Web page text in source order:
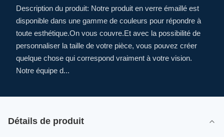
Description du produit: Notre produit en verre émaillé est
disponible dans une gamme de couleurs pour répondre à
toute esthétique.On vous couvre.Et avec la possibilité de
personnaliser la taille de votre pièce, vous pouvez créer
quelque chose qui correspond vraiment à votre vision.
Notre équipe d...
Détails de produit